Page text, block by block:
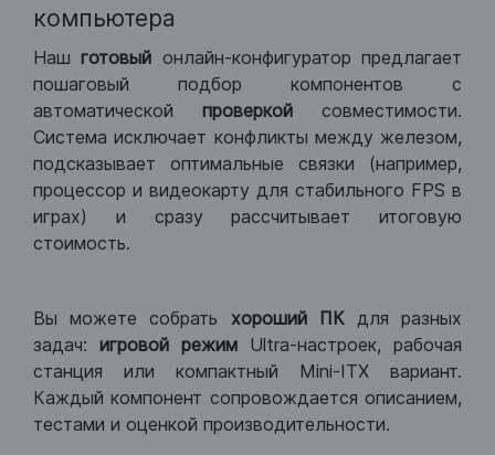
компьютера
Нашготовый онлайн-конфигуратор предлагает
пошаговый подбор компонентов с
автоматической проверкой совместимости.
Система исключает конфликты между железом,
подсказывает оптимальные связки (например,
процессор и видеокарту для стабильного FPS в
играх) и сразу рассчитывает итоговую
стоимость.
Вы можете собрать хороший ПКдля разных
задач: игровой режим Ultra-настроек, рабочая
станция или компактный Mini-ITX вариант.
Каждый компонент сопровождается описанием,
тестами и оценкой производительности.